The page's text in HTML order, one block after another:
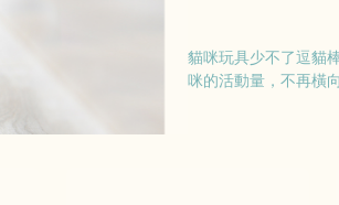
貓咪玩具少不了逗貓
咪的活動量，不再橫